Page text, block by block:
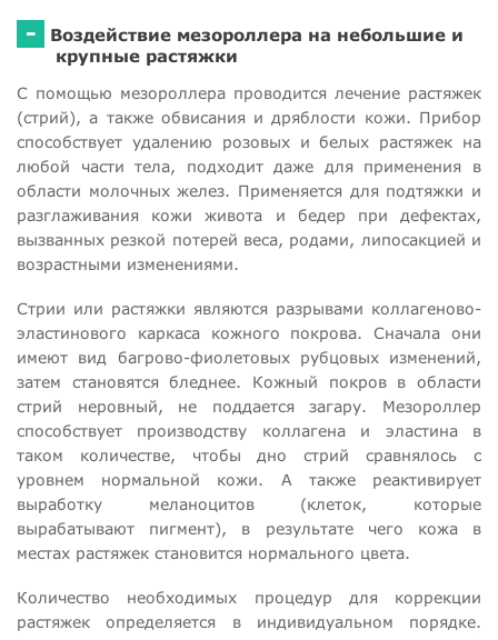
-
Воздействие мезороллера на небольшие и
крупные растяжки
С помощью мезороллера проводится лечение растяжек
(стрий), а также обвисания и дряблости кожи. Прибор
способствует удалению розовых и белых растяжек на
любой части тела, подходит даже для применения в
области молочных желез. Применяется для подтяжки и
разглаживания кожи живота и бедер при дефектах,
вызванных резкой потерей веса, родами, липосакцией и
возрастными изменениями.
Стрии или растяжки являются разрывами коллагеново-
эластинового каркаса кожного покрова. Сначала они
имеют вид багрово-фиолетовых рубцовых изменений,
затем становятся бледнее. Кожный покров в области
стрий неровный, не поддается загару. Мезороллер
способствует производству коллагена и эластина в
таком количестве, чтобы дно стрий сравнялось с
уровнем нормальной кожи. А также реактивирует
выработку меланоцитов (клеток, которые
вырабатывают пигмент), в результате чего кожа в
местах растяжек становится нормального цвета.
Количество необходимых процедур для коррекции
растяжек определяется в индивидуальном порядке.